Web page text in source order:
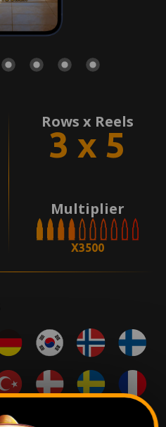
Rows x Reels
3 x 5
Multiplier
X3500